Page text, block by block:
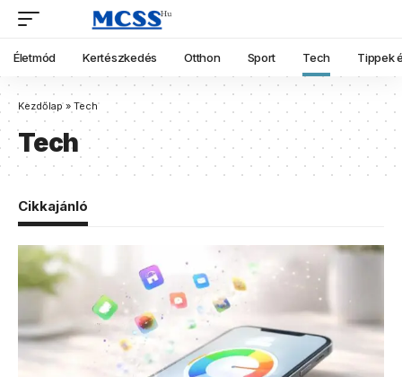
Életmód Kertészkedés Otthon Sport Tech Tippek
Kezdőlap» Tech
Tech
Cikkajánló